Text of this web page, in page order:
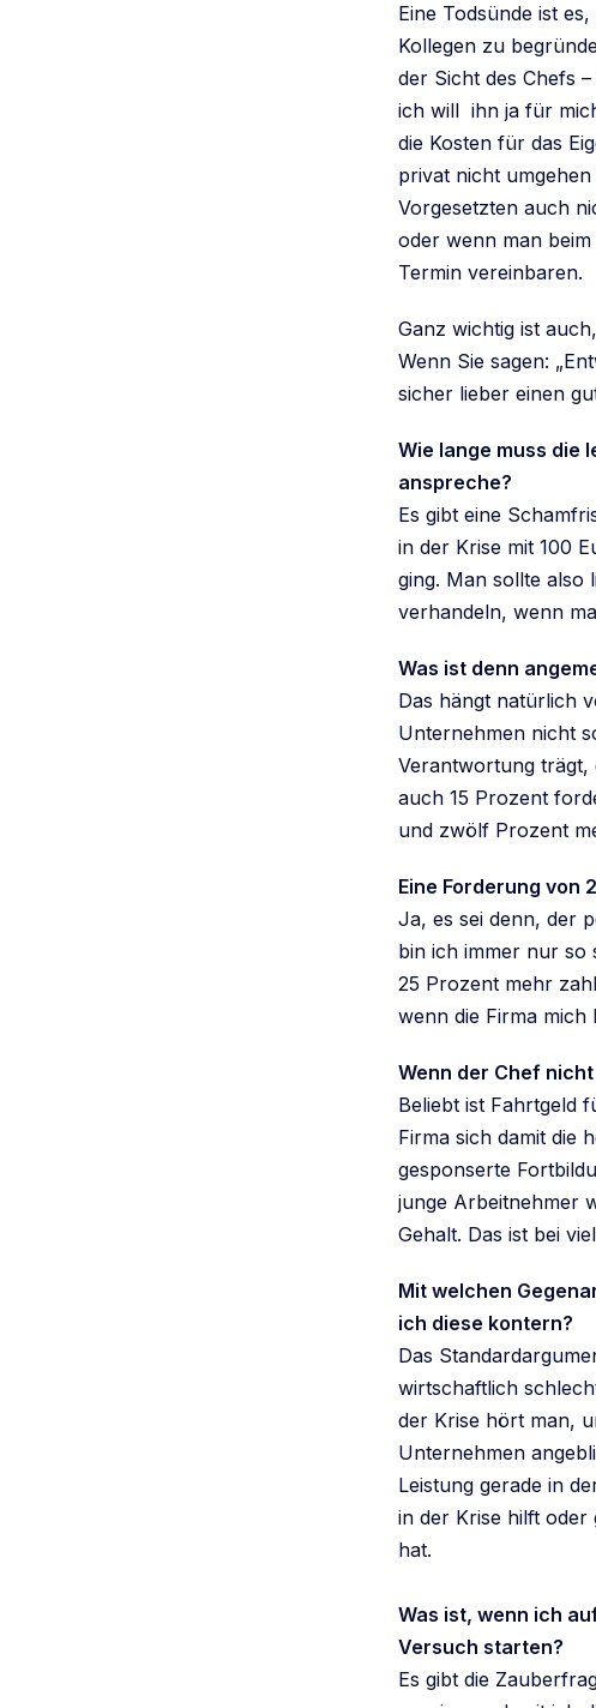
Eine Todsünde ist
Kollegen zu
der Sicht des Chefs
ich will ihn ja für
die Kosten für das
privat nicht
Vorgesetzten auch
oder wenn man
Termin vereinbaren.
Ganz wichtig ist
Wenn Sie sagen:
sicher lieber einen
Wie lange muss die
anspreche?
Es gibt eine
in der Krise mit 100
ging. Man sollte also
verhandeln, wenn
Was ist denn
Das hängt natürlich
Unternehmen nicht
Verantwortung trägt,
auch 15 Prozent
und zwölf Prozent
Eine Forderung von
Ja, es sei denn, der
bin ich immer nur so
25 Prozent mehr
wenn die Firma mich
Wenn der Chef
Beliebt ist Fahrtgeld
Firma sich damit die
gesponserte
junge Arbeitnehmer
Gehalt. Das ist bei
Mit welchen
ich diese kontern?
Das
wirtschaftlich
der Krise hört man,
Unternehmen
Leistung gerade in
in der Krise hilft oder
hat.
Was ist, wenn ich
Versuch starten?
Es gibt die